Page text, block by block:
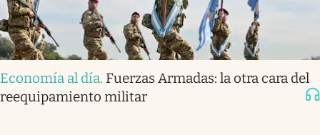
Economía al día. Fuerzas Armadas: la otra cara del
reequipamiento militar